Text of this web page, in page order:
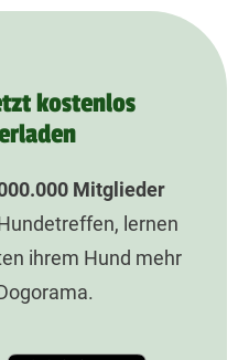
kostenlos
Mitglieder
lernen
ihrem Hund mehr